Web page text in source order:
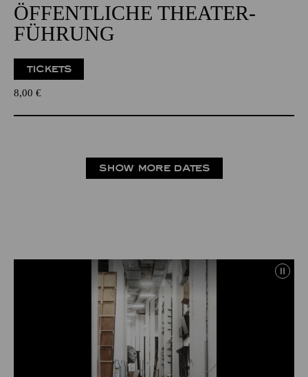
ÖFFENTLICHE THEATER­
FÜHRUNG
TICKETS
8,00 €
SHOW MORE DATES